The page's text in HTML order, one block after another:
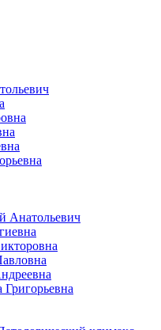
Анатольевич